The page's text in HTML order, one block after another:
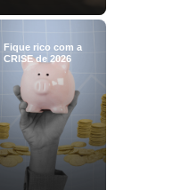
Fique rico com a
CRISE de 2026